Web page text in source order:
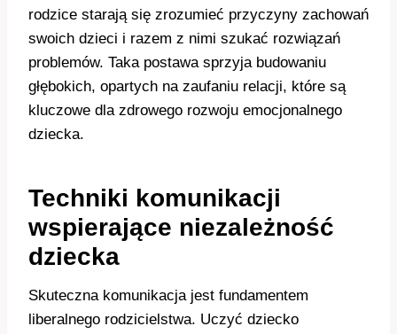
rodzice starają się zrozumieć przyczyny zachowań
swoich dzieci i razem z nimi szukać rozwiązań
problemów. Taka postawa sprzyja budowaniu
głębokich, opartych na zaufaniu relacji, które są
kluczowe dla zdrowego rozwoju emocjonalnego
dziecka.
Techniki komunikacji
wspierające niezależność
dziecka
Skuteczna komunikacja jest fundamentem
liberalnego rodzicielstwa. Uczyć dziecko